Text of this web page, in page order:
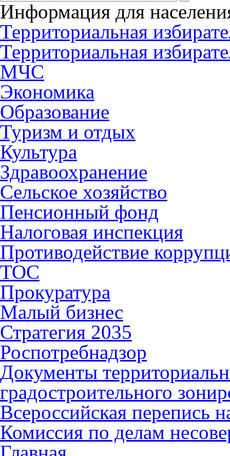
Информация для
Территориальная
Территориальная
МЧС
Экономика
Образование
Туризм и отдых
Культура
Здравоохранение
Сельское хозяйство
Пенсионный фонд
Налоговая инспекция
Противодействие
ТОС
Прокуратура
Малый бизнес
Стратегия 2035
Роспотребнадзор
Документы
градостроительного
Всероссийская перепись
Комиссия по делам